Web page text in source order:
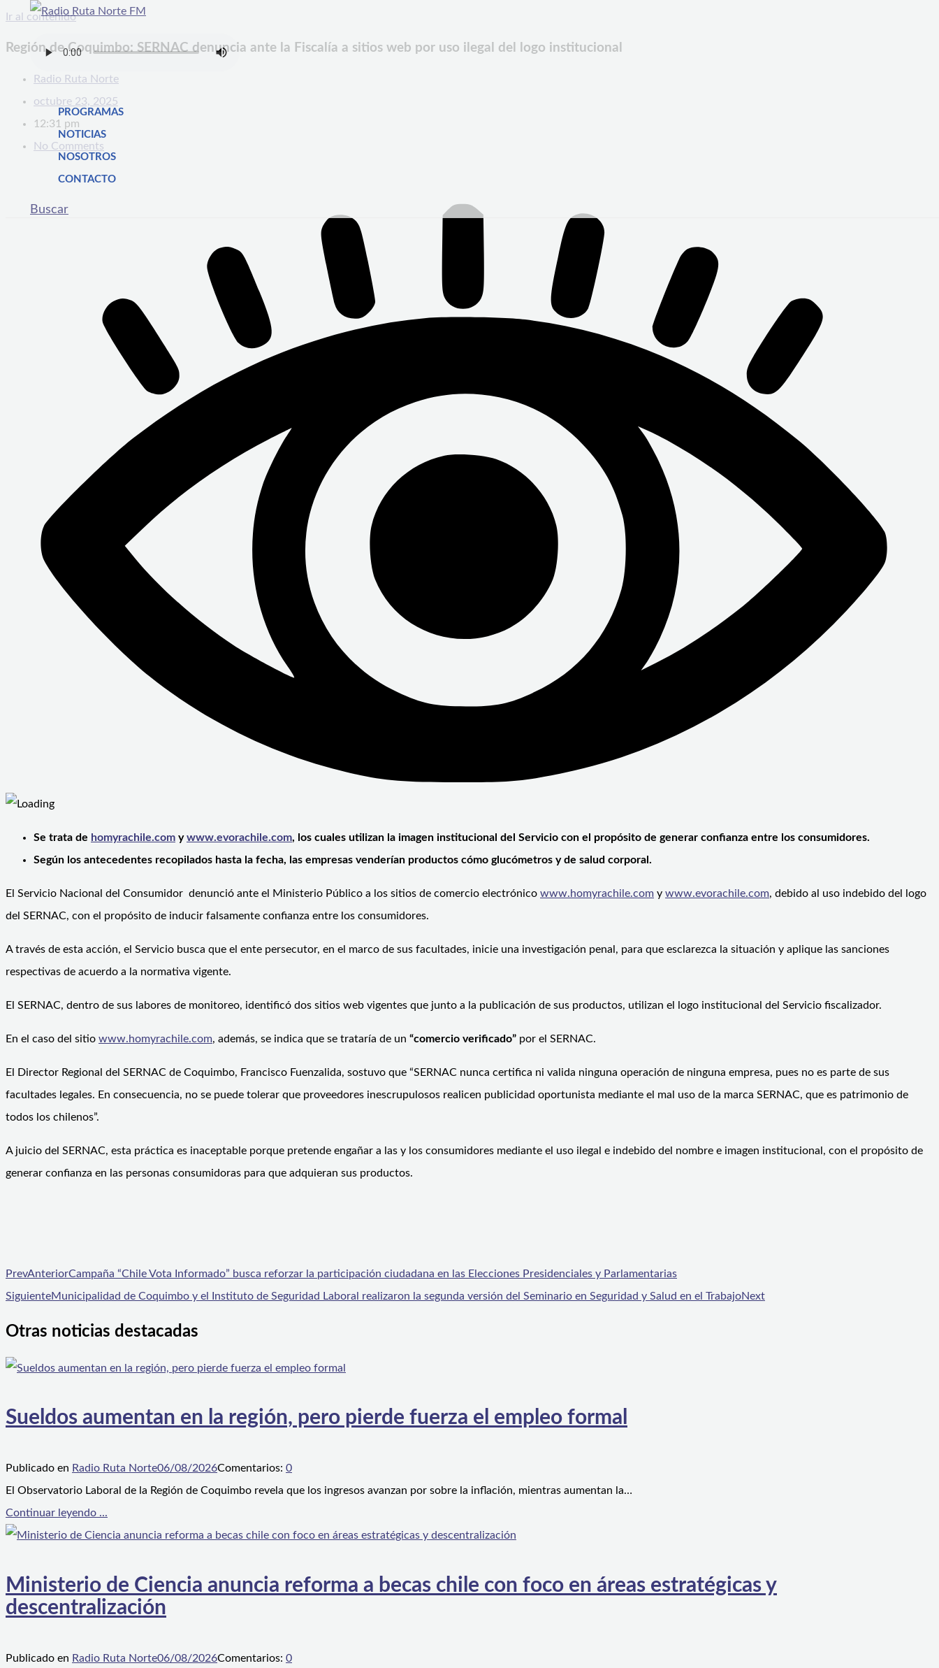
Ir al contenido
PROGRAMAS
NOTICIAS
NOSOTROS
CONTACTO
Buscar
Región de Coquimbo: SERNAC denuncia ante la Fiscalía a sitios web por uso ilegal del logo institucional
Radio Ruta Norte
octubre 23, 2025
12:31 pm
No Comments
Se trata de homyrachile.com ywww.evorachile.com, los cuales utilizan la imagen institucional del Servicio con el propósito de generar confianza entre los consumidores.
Según los antecedentes recopilados hasta la fecha, las empresas venderían productos cómo glucómetros y de salud corporal.
El Servicio Nacional del Consumidor denunció ante el Ministerio Público a los sitios de comercio electrónico www.homyrachile.com y www.evorachile.com, debido al uso indebido del logo
del SERNAC, con el propósito de inducir falsamente confianza entre los consumidores.
A través de esta acción, el Servicio busca que el ente persecutor, en el marco de sus facultades, inicie una investigación penal, para que esclarezca la situación y aplique las sanciones
respectivas de acuerdo a la normativa vigente.
El SERNAC, dentro de sus labores de monitoreo, identificó dos sitios web vigentes que junto a la publicación de sus productos, utilizan el logo institucional del Servicio fiscalizador.
En el caso del sitio www.homyrachile.com, además, se indica que se trataría de un “comercio verificado” por el SERNAC.
El Director Regional del SERNAC de Coquimbo, Francisco Fuenzalida, sostuvo que “SERNAC nunca certifica ni valida ninguna operación de ninguna empresa, pues no es parte de sus
facultades legales. En consecuencia, no se puede tolerar que proveedores inescrupulosos realicen publicidad oportunista mediante el mal uso de la marca SERNAC, que es patrimonio de
todos los chilenos”.
A juicio del SERNAC, esta práctica es inaceptable porque pretende engañar a las y los consumidores mediante el uso ilegal e indebido del nombre e imagen institucional, con el propósito de
generar confianza en las personas consumidoras para que adquieran sus productos.
PrevAnteriorCampaña “Chile Vota Informado” busca reforzar la participación ciudadana en las Elecciones Presidenciales y Parlamentarias
SiguienteMunicipalidad de Coquimbo y el Instituto de Seguridad Laboral realizaron la segunda versión del Seminario en Seguridad y Salud en el TrabajoNext
Otras noticias destacadas
Sueldos aumentan en la región, pero pierde fuerza el empleo formal
Publicado en Radio Ruta Norte06/08/2026Comentarios: 0
El Observatorio Laboral de la Región de Coquimbo revela que los ingresos avanzan por sobre la inflación, mientras aumentan la…
Continuar leyendo ...
Ministerio de Ciencia anuncia reforma a becas chile con foco en áreas estratégicas y
descentralización
Publicado en Radio Ruta Norte06/08/2026Comentarios: 0